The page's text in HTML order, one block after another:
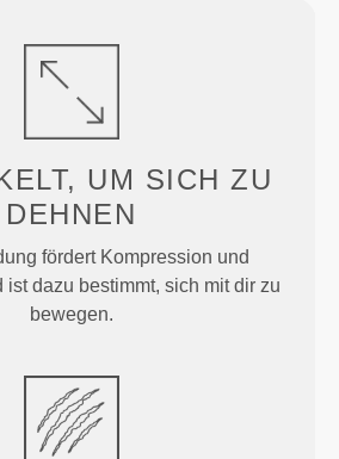
UM SICH ZU
DEHNEN
fördert Kompression und
ist dazu bestimmt, sich mit dir zu
bewegen.